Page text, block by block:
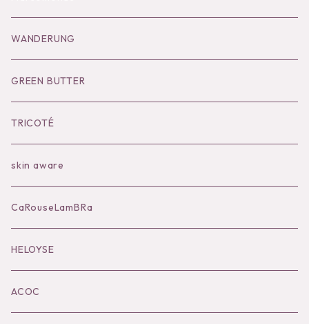
Goods
Socks
Shoes
Bilitis dix-sept ans
Tutu
Inner
Outer
Bag
Accessories
Black series
KOKO別注
Outer
Goods
Socks
Goods
WANDERUNG
GREEN BUTTER
TRICOTÉ
skin aware
CaRouseLamBRa
HELOYSE
ACOC